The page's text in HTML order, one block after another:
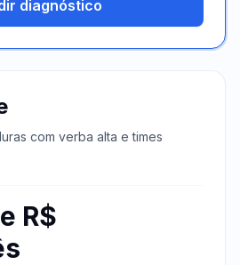
diagnóstico
com verba alta e times
R$